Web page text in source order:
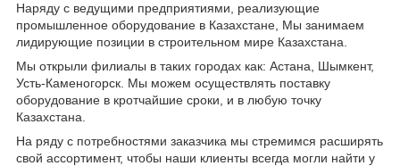
Наряду с ведущими предприятиями, реализующие
промышленное оборудование в Казахстане, Мы занимаем
лидирующие позиции в строительном мире Казахстана.
Мы открыли филиалы в таких городах как: Астана, Шымкент,
Усть-Каменогорск. Мы можем осуществлять поставку
оборудование в кротчайшие сроки, и в любую точку
Казахстана.
На ряду с потребностями заказчика мы стремимся расширять
свой ассортимент, чтобы наши клиенты всегда могли найти у